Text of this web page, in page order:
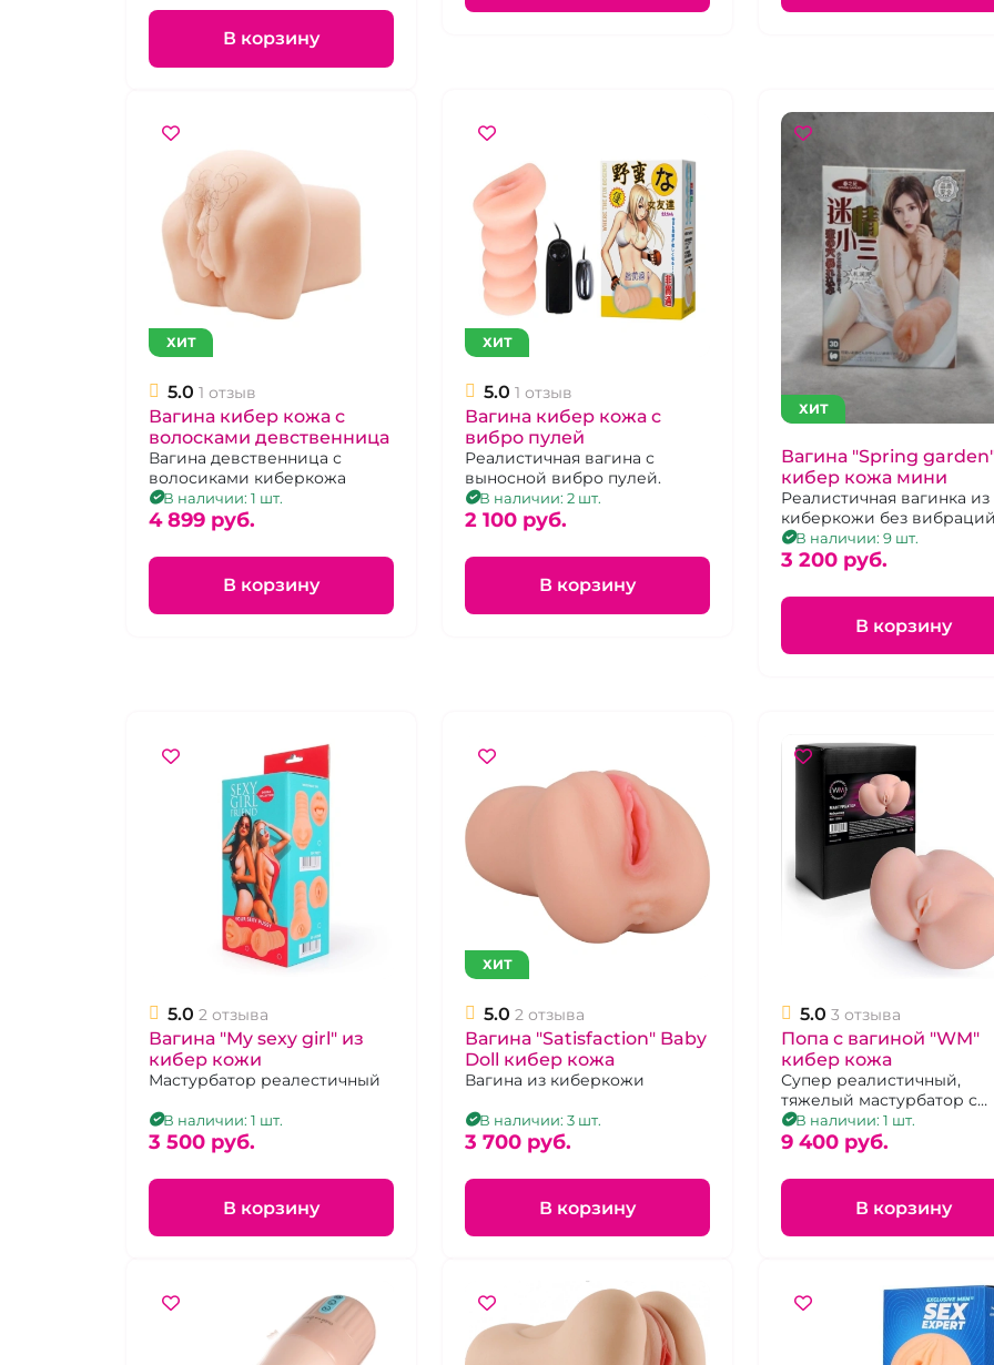
В корзину
ХИТ
5.0 1 отзыв
Вагина кибер кожа с
волосками девственница
Вагина девственница с
волосиками киберкожа
В наличии: 1 шт.
4 899 pуб.
В корзину
ХИТ
5.0 1 отзыв
Вагина кибер кожа с
вибро пулей
Реалистичная вагина с
выносной вибро пулей.
В наличии: 2 шт.
2 100 pуб.
В корзину
ХИТ
Вагина "Spring
кибер кожа мини
Реалистичная вагинка из
киберкожи без
В наличии: 9 шт.
3 200 pуб.
В корзину
5.0 2 отзыва
Вагина "My sexy girl" из
кибер кожи
Мастурбатор реалестичный
В наличии: 1 шт.
3 500 pуб.
В корзину
ХИТ
5.0 2 отзыва
Вагина "Satisfaction" Baby
Doll кибер кожа
Вагина из киберкожи
В наличии: 3 шт.
3 700 pуб.
В корзину
5.0 3 отзыва
Попа с вагиной "WM"
кибер кожа
Супер реалистичный,
тяжелый мастурбатор с
двумя отверстиями.
В наличии: 1 шт.
9 400 pуб.
В корзину